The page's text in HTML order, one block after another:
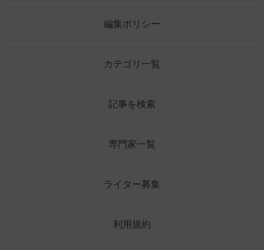
編集ポリシー
カテゴリ一覧
記事を検索
専門家一覧
ライター募集
利用規約